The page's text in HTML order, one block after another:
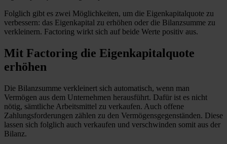
Folglich gibt es zwei Möglichkeiten, um die Eigenkapitalquote zu
verbessern: das Eigenkapital zu erhöhen oder die Bilanzsumme zu
verkleinern. Factoring wirkt sich auf beide Werte positiv aus.
Mit Factoring die Eigenkapitalquote
erhöhen
Die Bilanzsumme verkleinert sich automatisch, wenn man
Vermögen aus dem Unternehmen herausführt. Dafür ist es nicht
nötig, sämtliche Arbeitsmittel zu verkaufen. Auch offene
Zahlungsforderungen zählen zu den Vermögensgegenständen. Diese
lassen sich folglich auch verkaufen und verschwinden somit aus der
Bilanz.